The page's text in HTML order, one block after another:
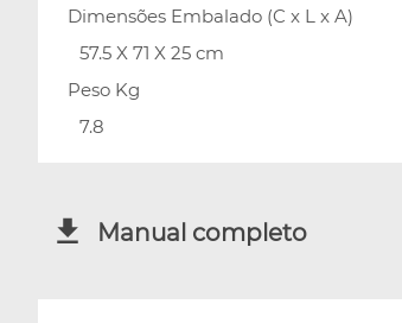
Dimensões Embalado (C x L x A)
57.5 X 71 X 25 cm
Peso Kg
7.8
Manual completo